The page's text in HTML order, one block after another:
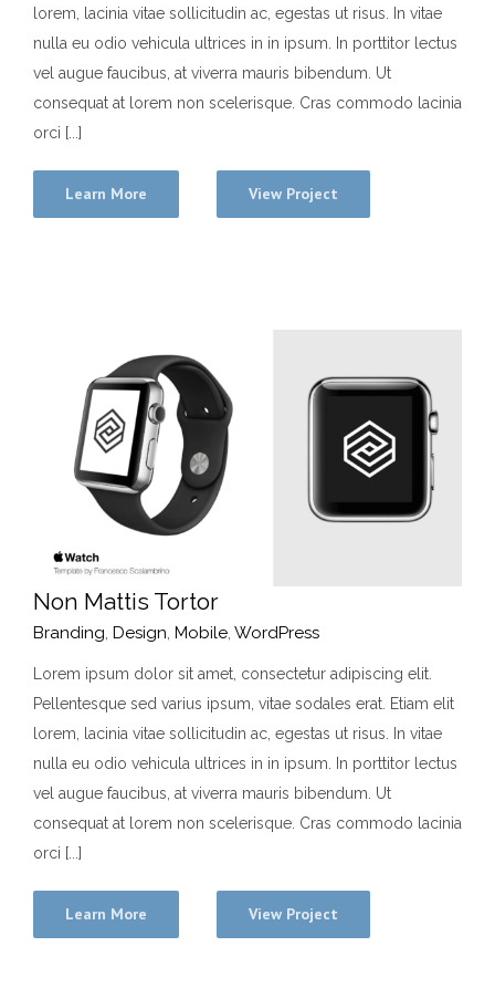
lorem, lacinia vitae sollicitudin ac, egestas ut risus. In vitae
nulla eu odio vehicula ultrices in in ipsum. In porttitor lectus
vel augue faucibus, at viverra mauris bibendum. Ut
consequat at lorem non scelerisque. Cras commodo lacinia
orci [...]
Learn More View Project
Non Mattis Tortor
Branding, Design, Mobile, WordPress
Lorem ipsum dolor sit amet, consectetur adipiscing elit.
Pellentesque sed varius ipsum, vitae sodales erat. Etiam elit
lorem, lacinia vitae sollicitudin ac, egestas ut risus. In vitae
nulla eu odio vehicula ultrices in in ipsum. In porttitor lectus
vel augue faucibus, at viverra mauris bibendum. Ut
consequat at lorem non scelerisque. Cras commodo lacinia
orci [...]
Learn More View Project